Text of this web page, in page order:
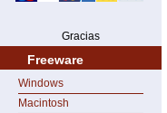
Gracias
Freeware
Windows
Macintosh